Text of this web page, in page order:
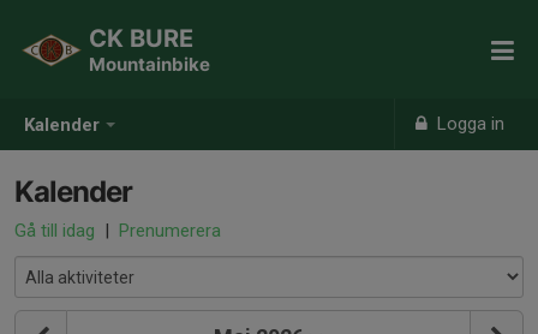
Kalender Logga in
CK BURE
Mountainbike
Kalender
Gå till idag | Prenumerera